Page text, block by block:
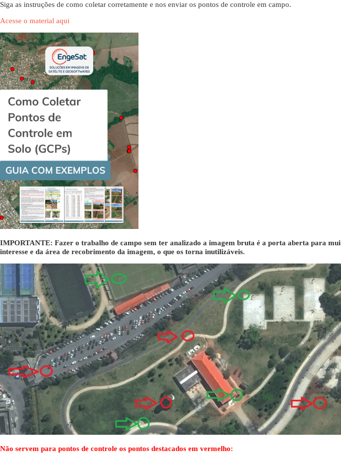
Siga as instruções de como coletar corretamente e nos enviar os pontos de controle em campo.
Acesse o material aqui
IMPORTANTE: Fazer o trabalho de campo sem ter analizado a imagem bruta é a porta aberta para
interesse e da área de recobrimento da imagem, o que os torna inutilizáveis.
Não servem para pontos de controle os pontos destacados em vermelho: